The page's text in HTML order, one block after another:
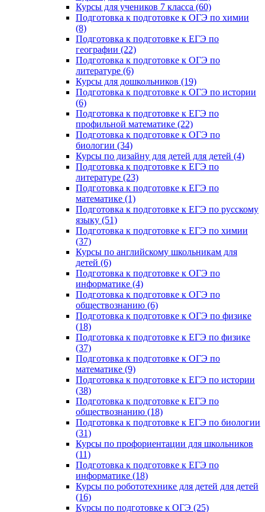
Курсы для учеников 7 класса (60)
Подготовка к подготовке к ОГЭ по химии
(8)
Подготовка к подготовке к ЕГЭ по
географии (22)
Подготовка к подготовке к ОГЭ по
литературе (6)
Курсы для дошкольников (19)
Подготовка к подготовке к ОГЭ по истории
(6)
Подготовка к подготовке к ЕГЭ по
профильной математике (22)
Подготовка к подготовке к ОГЭ по
биологии (34)
Курсы по дизайну для детей для детей (4)
Подготовка к подготовке к ЕГЭ по
литературе (23)
Подготовка к подготовке к ЕГЭ по
математике (1)
Подготовка к подготовке к ЕГЭ по русскому
языку (51)
Подготовка к подготовке к ЕГЭ по химии
(37)
Курсы по английскому школьникам для
детей (6)
Подготовка к подготовке к ОГЭ по
информатике (4)
Подготовка к подготовке к ОГЭ по
обществознанию (6)
Подготовка к подготовке к ОГЭ по физике
(18)
Подготовка к подготовке к ЕГЭ по физике
(37)
Подготовка к подготовке к ОГЭ по
математике (9)
Подготовка к подготовке к ЕГЭ по истории
(38)
Подготовка к подготовке к ЕГЭ по
обществознанию (18)
Подготовка к подготовке к ЕГЭ по биологии
(31)
Курсы по профориентации для школьников
(11)
Подготовка к подготовке к ЕГЭ по
информатике (18)
Курсы по робототехнике для детей для детей
(16)
Курсы по подготовке к ОГЭ (25)